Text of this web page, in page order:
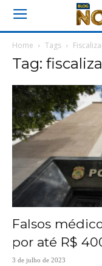
Home Tags
Tag:
Falsos
por até R$
3 de julho de 2023